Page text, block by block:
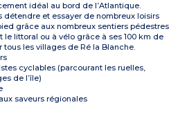
idéal au bord de l’Atlantique.
détendre et essayer de nombreux loisirs
grâce aux nombreux sentiers pédestres
littoral ou à vélo grâce à ses 100 km de
les villages de Ré la Blanche.
cyclables (parcourant les ruelles,
de l’île)
saveurs régionales